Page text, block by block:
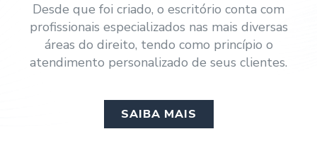
Desde que foi criado, o escritório conta com
profissionais especializados nas mais diversas
áreas do direito, tendo como princípio o
atendimento personalizado de seus clientes.
SAIBA MAIS